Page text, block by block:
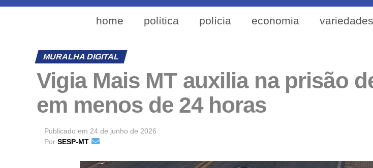
home política polícia economia variedades
MURALHA DIGITAL
Vigia Mais MT auxilia na prisão
em menos de 24 horas
Publicado em 24 de junho de 2026
Por SESP-MT